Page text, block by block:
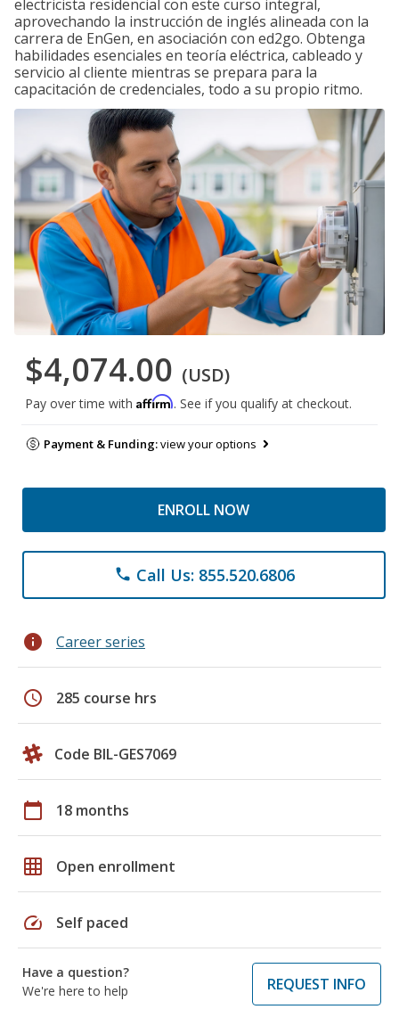
electricista residencial con este curso integral,
aprovechando la instrucción de inglés alineada con la
carrera de EnGen, en asociación con ed2go. Obtenga
habilidades esenciales en teoría eléctrica, cableado y
servicio al cliente mientras se prepara para la
capacitación de credenciales, todo a su propio ritmo.
$4,074.00 (USD)
Pay over time with Affirm. See if you qualify at checkout.
Payment & Funding:view your options
ENROLL NOW
phone Call Us: 855.520.6806
info Career series
schedule 285 course hrs
Code BIL-GES7069
calendar_today 18 months
grid_on Open enrollment
speed Self paced
Have a question?
We're here to help
REQUEST INFO